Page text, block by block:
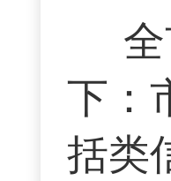
下：
括类